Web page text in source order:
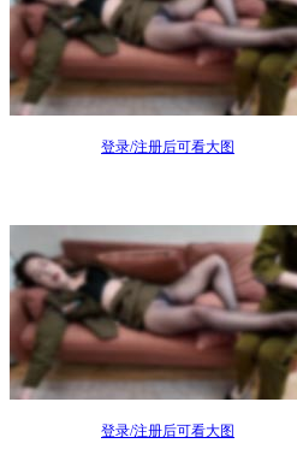
登录/注册后可看大图
登录/注册后可看大图